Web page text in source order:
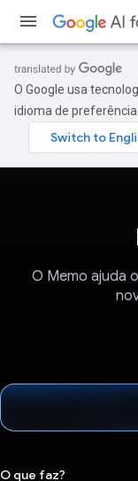
O Google usa
idioma de
O Memo ajuda
O que faz?